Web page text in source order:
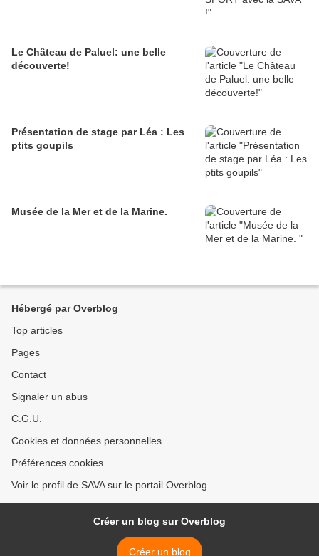
Le Château de Paluel: une belle
découverte!
Présentation de stage par Léa : Les
ptits goupils
Musée de la Mer et de la Marine.
Hébergé par Overblog
Top articles
Pages
Contact
Signaler un abus
C.G.U.
Cookies et données personnelles
Préférences cookies
Voir le profil de SAVA sur le portail Overblog
Créer un blog sur Overblog
Créer un blog